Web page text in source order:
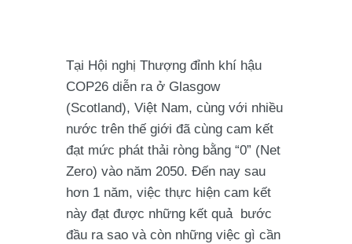
Tại Hội nghị Thượng đỉnh khí hậu
COP26 diễn ra ở Glasgow
(Scotland), Việt Nam, cùng với nhiều
nước trên thế giới đã cùng cam kết
đạt mức phát thải ròng bằng “0” (Net
Zero) vào năm 2050. Đến nay sau
hơn 1 năm, việc thực hiện cam kết
này đạt được những kết quả bước
đầu ra sao và còn những việc gì cần